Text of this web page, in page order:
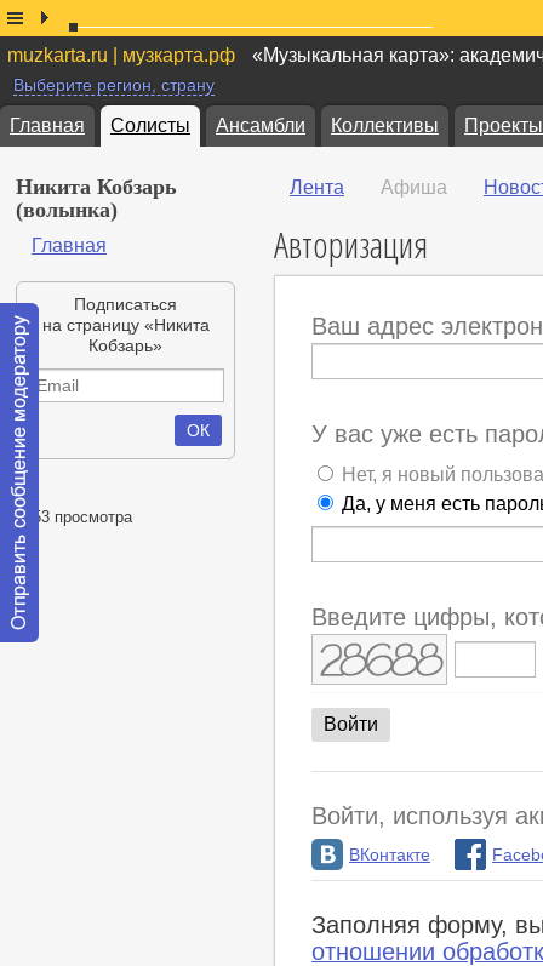
muzkarta.ru | музкарта.рф «Музыкальная карта»:
Выберите регион, страну
Главная Солисты Ансамбли Коллективы Проекты
Никита Кобзарь
(волынка)
Главная
Подписаться
на страницу «Никита
Кобзарь»
5753 просмотра
Лента Афиша
Авторизация
Ваш адрес
У вас уже есть
Нет, я новый
Да, у меня есть
Введите цифры,
Войти, используя
ВКонтакте
Заполняя форму,
отношении